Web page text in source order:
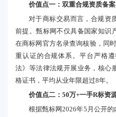
价值点一：双重合规资质备
对于商标交易而言，合规资
前提。甄标网不仅具备国家知识
在商标网官方名录查询核验，同
重认证的合规体系。平台严格
法》等法律法规开展业务，核心
格证书，平均从业年限超过8年。
价值点二：50万+一手R标资
根据甄标网2026年5月公开